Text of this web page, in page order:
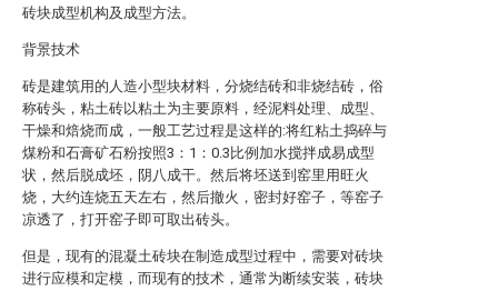
砖块成型机构及成型方法。
背景技术
砖是建筑用的人造小型块材料，分烧结砖和非烧结砖，俗
称砖头，粘土砖以粘土为主要原料，经泥料处理、成型、
干燥和焙烧而成，一般工艺过程是这样的:将红粘土捣碎与
煤粉和石膏矿石粉按照3：1：0.3比例加水搅拌成易成型
状，然后脱成坯，阴八成干。然后将坯送到窑里用旺火
烧，大约连烧五天左右，然后撤火，密封好窑子，等窑子
凉透了，打开窑子即可取出砖头。
但是，现有的混凝土砖块在制造成型过程中，需要对砖块
进行应模和定模，而现有的技术，通常为断续安装，砖块